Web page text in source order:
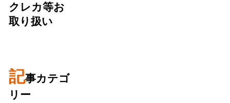
クレカ等お
取り扱い
記事カテゴ
リー